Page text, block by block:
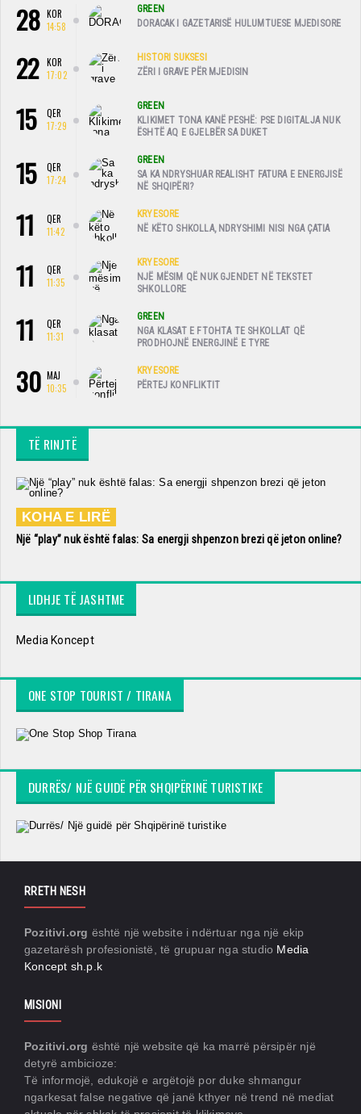
28 KOR
14:58
GREEN
DORACAK I GAZETARISË HULUMTUESE MJEDISORE
22
KOR
17:02
HISTORI SUKSESI
ZËRI I GRAVE PËR MJEDISIN
15
QER
17:29
GREEN
KLIKIMET TONA KANË PESHË: PSE DIGITALJA NUK
ËSHTË AQ E GJELBËR SA DUKET
15
QER
17:24
GREEN
SA KA NDRYSHUAR REALISHT FATURA E ENERGJISË
NË SHQIPËRI?
11
QER
11:42
KRYESORE
NË KËTO SHKOLLA, NDRYSHIMI NISI NGA ÇATIA
11
QER
11:35
KRYESORE
NJË MËSIM QË NUK GJENDET NË TEKSTET
SHKOLLORE
11
QER
11:31
GREEN
NGA KLASAT E FTOHTA TE SHKOLLAT QË
PRODHOJNË ENERGJINË E TYRE
30 MAJ
10:35
KRYESORE
PËRTEJ KONFLIKTIT
TË RINJTË
KOHA E LIRË
Një “play” nuk është falas: Sa energji shpenzon brezi që jeton online?
LIDHJE TË JASHTME
Media Koncept
ONE STOP TOURIST / TIRANA
DURRËS/ NJË GUIDË PËR SHQIPËRINË TURISTIKE
RRETH NESH
Pozitivi.org është një website i ndërtuar nga një ekip
gazetarësh profesionistë, të grupuar nga studio Media
Koncept sh.p.k
MISIONI
Pozitivi.org është një website që ka marrë përsipër një
detyrë ambicioze:
Të informojë, edukojë e argëtojë por duke shmangur
ngarkesat false negative që janë kthyer në trend në mediat